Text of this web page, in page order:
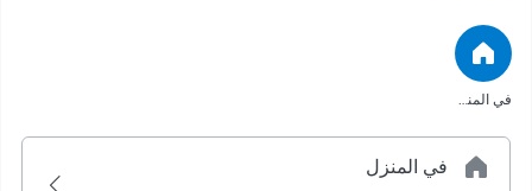
في المنزل
في المنزل